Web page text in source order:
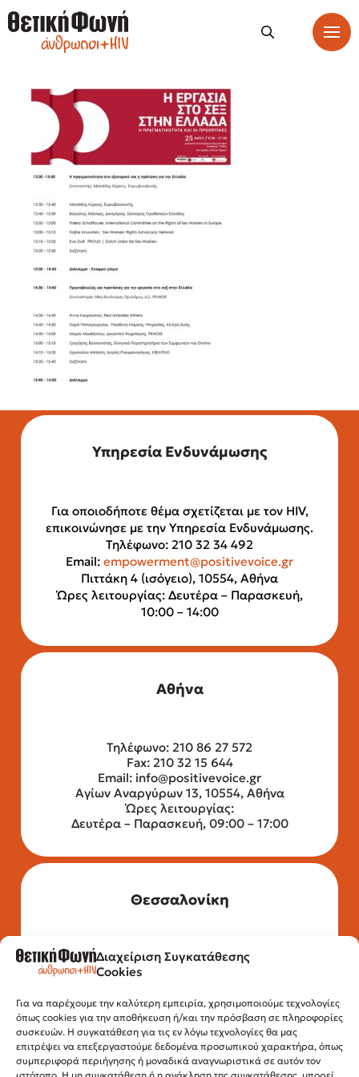
Διαχείριση Συγκατάθεσης
Cookies
Για να παρέχουμε την καλύτερη εμπειρία, χρησιμοποιούμε τεχνολογίες
όπως cookies για την αποθήκευση ή/και την πρόσβαση σε πληροφορίες
συσκευών. Η συγκατάθεση για τις εν λόγω τεχνολογίες θα μας
επιτρέψει να επεξεργαστούμε δεδομένα προσωπικού χαρακτήρα, όπως
συμπεριφορά περιήγησης ή μοναδικά αναγνωριστικά σε αυτόν τον
Υπηρεσία Ενδυνάμωσης
Για οποιοδήποτε θέμα σχετίζεται με τον HIV,
επικοινώνησε με την Υπηρεσία Ενδυνάμωσης.
Τηλέφωνο: 210 32 34 492
Email: empowerment@positivevoice.gr
Πιττάκη 4 (ισόγειο), 10554, Αθήνα
Ώρες λειτουργίας: Δευτέρα – Παρασκευή,
10:00 – 14:00
Αθήνα
Τηλέφωνο: 210 86 27 572
Fax: 210 32 15 644
Email: info@positivevoice.gr
Αγίων Αναργύρων 13, 10554, Αθήνα
Ώρες λειτουργίας:
Δευτέρα – Παρασκευή, 09:00 – 17:00
Θεσσαλονίκη
Τηλέφωνο: 2315 525 020
Fax: 210 32 15 644
Εγνατίας 112, 3ος όροφος, 54622,
Θεσσαλονίκη
Ώρες λειτουργίας:
Δευτέρα – Παρασκευή, 10:00 –14:00